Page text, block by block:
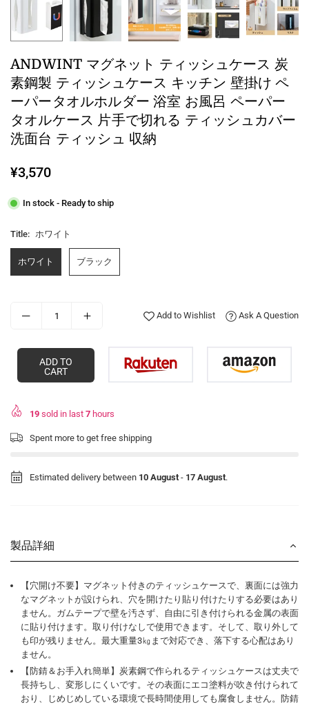
ANDWINT マグネット ティッシュケース 炭
素鋼製 ティッシュケース キッチン 壁掛け ペ
ーパータオルホルダー 浴室 お風呂 ペーパー
タオルケース 片手で切れる ティッシュカバー
洗面台 ティッシュ 収納
Regular
¥3,570
In stock - Ready to ship
Title: ホワイト
ホワイト ブラック
Add to Wishlist Ask A Question
ADD TO
CART
19 sold in last 7 hours
Spent more to get free shipping
Estimated delivery between 10 August- 17 August.
製品詳細
【穴開け不要】マグネット付きのティッシュケースで、裏面には強力
なマグネットが設けられ、穴を開けたり貼り付けたりする必要はあり
ません。ガムテープで壁を汚さず、自由に引き付けられる金属の表面
に貼り付けます。取り付けなしで使用できます。そして、取り外して
も印が残りません。最大重量3㎏まで対応でき、落下する心配はあり
ません。
【防錆＆お手入れ簡単】炭素鋼で作られるティッシュケースは丈夫で
長持ちし、変形しにくいです。その表面にエコ塗料が吹き付けられて
おり、じめじめしている環境で長時間使用しても腐食しません。防錆